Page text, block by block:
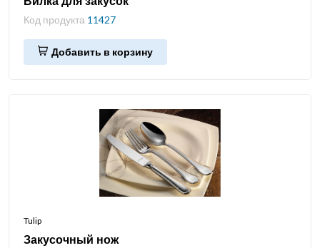
Код продукта 11427
Добавить в корзину
Tulip
Закусочный нож